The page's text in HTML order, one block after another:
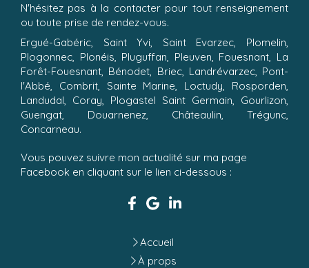
N'hésitez pas à la contacter pour tout renseignement
ou toute prise de rendez-vous.
Ergué-Gabéric, Saint Yvi, Saint Evarzec, Plomelin,
Plogonnec, Plonéis, Pluguffan, Pleuven, Fouesnant, La
Forêt-Fouesnant, Bénodet, Briec, Landrévarzec, Pont-
l'Abbé, Combrit, Sainte Marine, Loctudy, Rosporden,
Landudal, Coray, Plogastel Saint Germain, Gourlizon,
Guengat, Douarnenez, Châteaulin, Trégunc,
Concarneau.
Vous pouvez suivre mon actualité sur ma page
Facebook en cliquant sur le lien ci-dessous :
Accueil
À props